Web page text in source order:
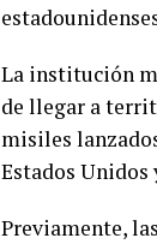
La institución
de llegar a
misiles
Estados Unidos
Previamente,